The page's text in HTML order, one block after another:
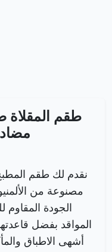
الجودة المقاوم
المواقد بفضل
أشهى الاطباق